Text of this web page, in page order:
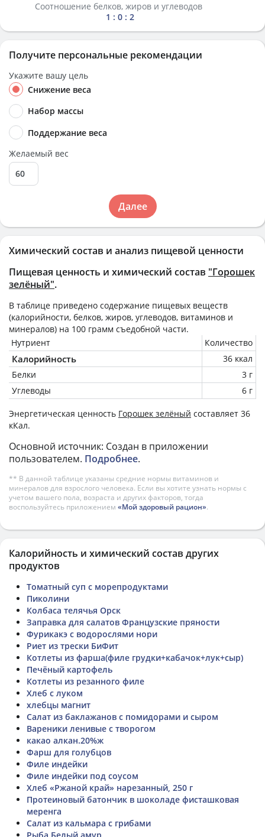
Химический состав и анализ пищевой ценности
Пищевая ценность и химический состав "Горошек
зелёный".
В таблице приведено содержание пищевых веществ
(калорийности, белков, жиров, углеводов, витаминов и
минералов) на 100 грамм съедобной части.
Нутриент
Количество
Калорийность
36 ккал
Белки
3 г
Углеводы
6 г
Энергетическая ценность Горошек зелёный составляет 36
кКал.
Основной источник: Создан в приложении
пользователем. Подробнее.
** В данной таблице указаны средние нормы витаминов и
минералов для взрослого человека. Если вы хотите узнать нормы с
учетом вашего пола, возраста и других факторов, тогда
воспользуйтесь приложением «Мой здоровый рацион».
Соотношение белков, жиров и углеводов
1 : 0 : 2
Получите персональные рекомендации
Укажите вашу цель
Снижение веса
Набор массы
Поддержание веса
Желаемый вес
Далее
Калорийность и химический состав других
продуктов
Томатный суп с морепродуктами
Пиколини
Колбаса телячья Орск
Заправка для салатов Французские пряности
Фурикакэ с водорослями нори
Риет из трески БиФит
Котлеты из фарша(филе грудки+кабачок+лук+сыр)
Печёный картофель
Котлеты из резанного филе
Хлеб с луком
хлебцы магнит
Салат из баклажанов с помидорами и сыром
Вареники ленивые с творогом
какао алкан.20%ж
Фарш для голубцов
Филе индейки
Филе индейки под соусом
Хлеб «Ржаной край» нарезанный, 250 г
Протеиновый батончик в шоколаде фисташковая
меренга
Салат из кальмара с грибами